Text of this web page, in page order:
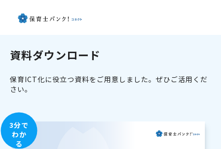
資料ダウンロード
保育ICT化に役立つ資料をご用意しました。ぜひご活用くだ
さい。
3分で
わか
る